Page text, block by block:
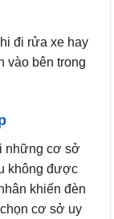
đi rửa xe hay
vào bên trong
những cơ sở
không được
khiến đèn
cơ sở uy